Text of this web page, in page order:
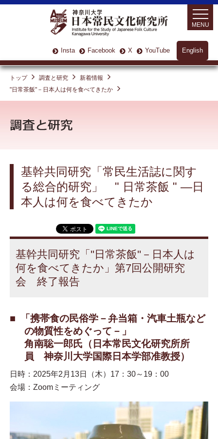
English
Insta Facebook X YouTube
MENU
トップ 調査と研究
新着情報
"日常茶飯"－日本人は何を食べてきたか
基幹共同研究「常民生活誌に関す
る総合的研究」 " 日常茶飯 " —日
本人は何を食べてきたか
基幹共同研究「''日常茶飯''－日本人は
何を食べてきたか」第7回公開研究
会 終了報告
「携帯食の民俗学－弁当箱・汽車土瓶など
の物質性をめぐって－」
角南聡一郎氏（日本常民文化研究所所
員 神奈川大学国際日本学部准教授）
日時：2025年2月13日（木）17：30～19：00
会場：Zoomミーティング